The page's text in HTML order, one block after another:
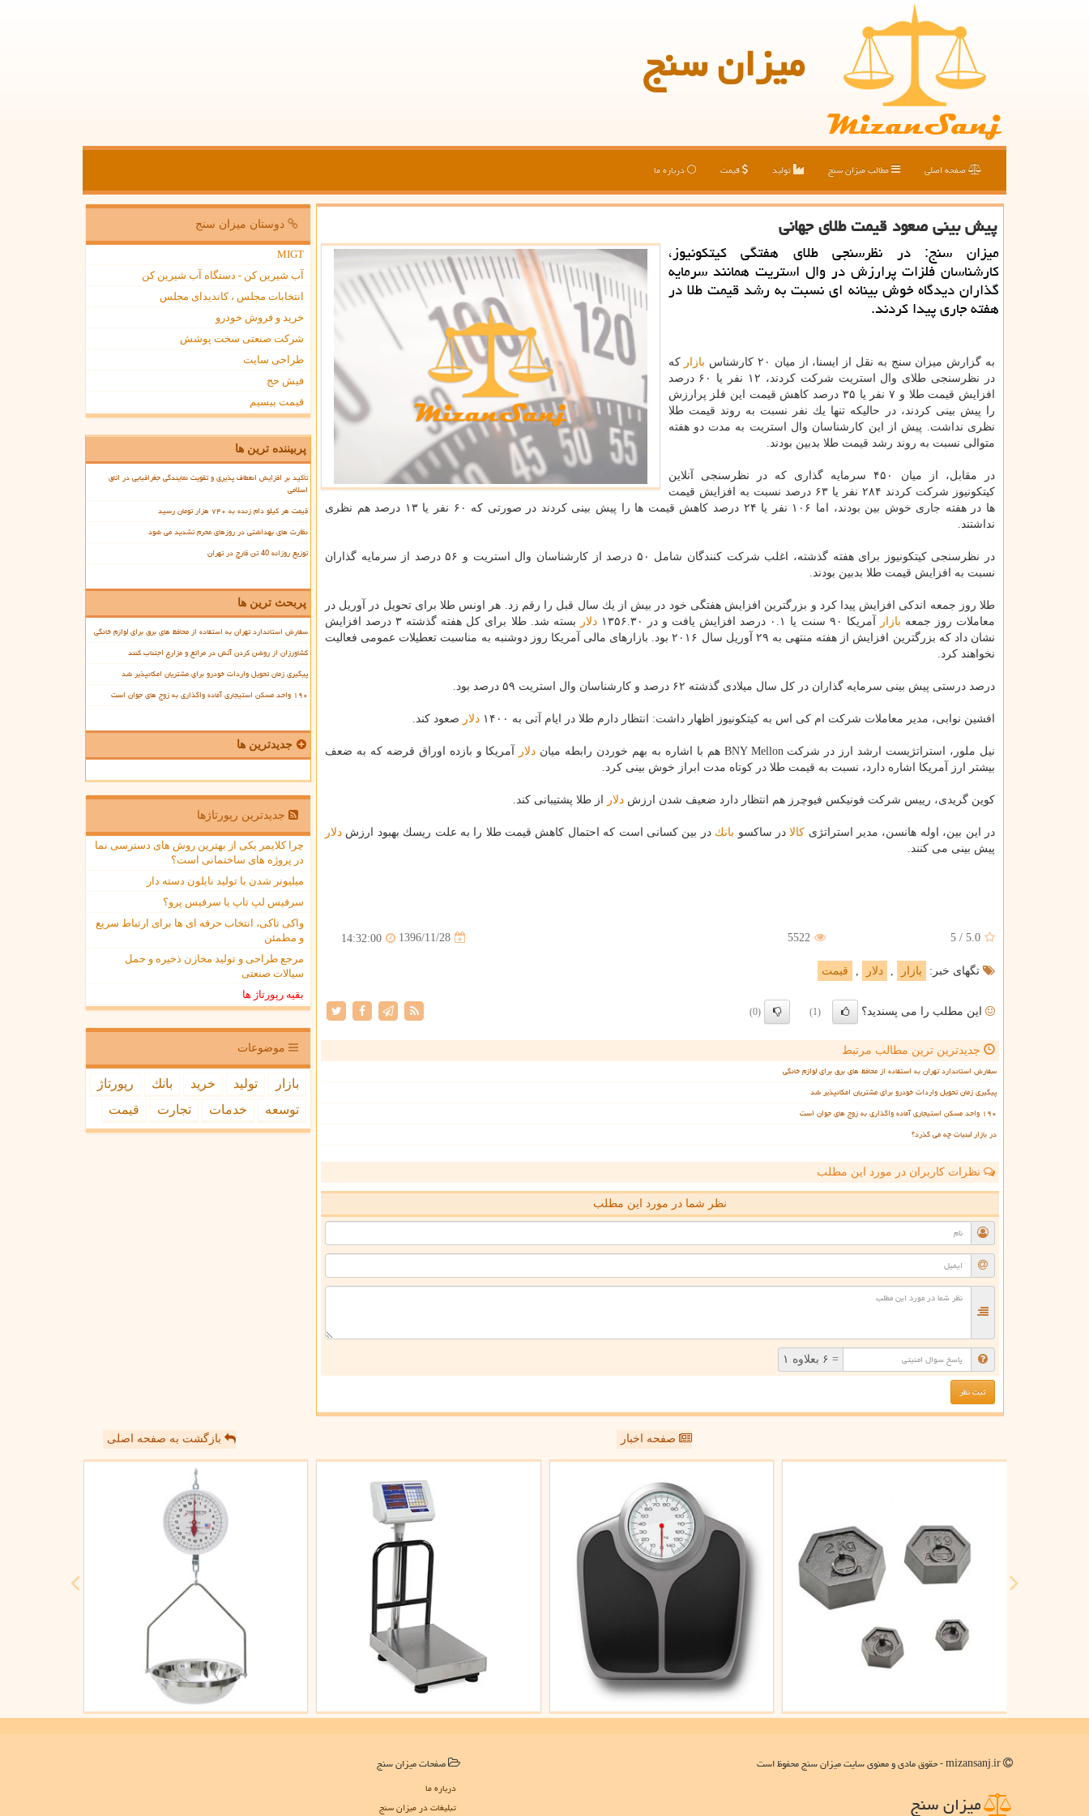
میزان سنج
صفحه اصلی مطالب میزان سنج تولید قیمت درباره ما
پیش بینی صعود قیمت طلای جهانی
میزان سنج: در نظرسنجی طلای هفتگی كیتكونیوز،
كارشناسان فلزات پرارزش در وال استریت همانند سرمایه
گذاران دیدگاه خوش بینانه ای نسبت به رشد قیمت طلا در
هفته جاری پیدا كردند.
به گزارش میزان سنج به نقل از ایسنا، از میان ۲۰ كارشناس بازار كه
در نظرسنجی طلای وال استریت شركت كردند، ۱۲ نفر یا ۶۰ درصد
افزایش قیمت طلا و ۷ نفر یا ۳۵ درصد كاهش قیمت این فلز پرارزش
را پیش بینی كردند، در حالیكه تنها یك نفر نسبت به روند قیمت طلا
نظری نداشت. پیش از این كارشناسان وال استریت به مدت دو هفته
متوالی نسبت به روند رشد قیمت طلا بدبین بودند.
در مقابل، از میان ۴۵۰ سرمایه گذاری كه در نظرسنجی آنلاین
كیتكونیوز شركت كردند ۲۸۴ نفر یا ۶۳ درصد نسبت به افزایش قیمت
ها در هفته جاری خوش بین بودند، اما ۱۰۶ نفر یا ۲۴ درصد كاهش قیمت ها را پیش بینی كردند در صورتی كه ۶۰ نفر یا ۱۳ درصد هم نظری
نداشتند.
در نظرسنجی كیتكونیوز برای هفته گذشته، اغلب شركت كنندگان شامل ۵۰ درصد از كارشناسان وال استریت و ۵۶ درصد از سرمایه گذاران
نسبت به افزایش قیمت طلا بدبین بودند.
طلا روز جمعه اندكی افزایش پیدا كرد و بزرگترین افزایش هفتگی خود در بیش از یك سال قبل را رقم زد. هر اونس طلا برای تحویل در آوریل در
معاملات روز جمعه بازار آمریكا ۹۰ سنت یا ۰.۱ درصد افزایش یافت و در ۱۳۵۶.۳۰ دلار
بسته شد. طلا برای كل هفته گذشته ۳ درصد افزایش
نشان داد كه بزرگترین افزایش از هفته منتهی به ۲۹ آوریل سال ۲۰۱۶ بود. بازارهای مالی آمریكا روز دوشنبه به مناسبت تعطیلات عمومی فعالیت
نخواهند كرد.
درصد درستی پیش بینی سرمایه گذاران در كل سال میلادی گذشته ۶۲ درصد و كارشناسان وال استریت ۵۹ درصد بود.
افشین نوابی، مدیر معاملات شركت ام كی اس به كیتكونیوز اظهار داشت: انتظار دارم طلا در ایام آتی به ۱۴۰۰ دلار صعود كند.
نیل ملور، استراتژیست ارشد ارز در شركت BNY Mellon هم با اشاره به بهم خوردن رابطه میان دلار
آمریكا و بازده اوراق قرضه كه به ضعف
بیشتر ارز آمریكا اشاره دارد، نسبت به قیمت طلا در كوتاه مدت ابراز خوش بینی كرد.
كوین گریدی، رییس شركت فونیكس فیوچرز هم انتظار دارد ضعیف شدن ارزش دلار از طلا پشتیبانی كند.
در این بین، اوله هانسن، مدیر استراتژی كالادر ساكسو بانك در بین كسانی است كه احتمال كاهش قیمت طلا را به علت ریسك بهبود ارزش دلار
پیش بینی می كنند.
5.0
/
5
5522
1396/11/28
14:32:00
تگهای خبر: بازار دلار قیمت
این مطلب را می پسندید؟ (1)
(0)
جدیدترین ترین مطالب مرتبط
سفارش استاندارد تهران به استفاده از محافظ های برق برای لوازم خانگی
پیگیری زمان تحویل واردات خودرو برای مشتریان امکانپذیر شد
۱۹۰ واحد مسکن استیجاری آماده واگذاری به زوج های جوان است
در بازار لبنیات چه می گذرد؟
نظرات کاربران در مورد این مطلب
نظر شما در مورد این مطلب
= ۶ بعلاوه ۱
دوستان میزان سنج
MIGT
آب شیرین کن - دستگاه آب شیرین کن
انتخابات مجلس ، کاندیدای مجلس
خرید و فروش خودرو
شرکت صنعتی سخت پوشش
طراحی سایت
فیش حج
قیمت بیسیم
پربیننده ترین ها
تأکید بر افزایش انعطاف پذیری و تقویت نمایندگی جغرافیایی در اتاق
اسلامی
قیمت هر کیلو دام زنده به ۷۴۰ هزار تومان رسید
نظارت های بهداشتی در روزهای محرم تشدید می شود
توزیع روزانه 40 تن قارچ در تهران
پربحث ترین ها
سفارش استاندارد تهران به استفاده از محافظ های برق برای لوازم خانگی
کشاورزان از روشن کردن آتش در مراتع و مزارع اجتناب کنند
پیگیری زمان تحویل واردات خودرو برای مشتریان امکانپذیر شد
۱۹۰ واحد مسکن استیجاری آماده واگذاری به زوج های جوان است
جدیدترین ها
جدیدترین رپورتاژها
چرا کلایمر یکی از بهترین روش های دسترسی نما
در پروژه های ساختمانی است؟
میلیونر شدن با تولید نایلون دسته دار
سرفیس لپ تاپ یا سرفیس پرو؟
واکی تاکی، انتخاب حرفه ای ها برای ارتباط سریع
و مطمئن
مرجع طراحی و تولید مخازن ذخیره و حمل
سیالات صنعتی
بقیه رپورتاژ ها
موضوعات
بازار تولید خرید بانك
رپورتاژ
توسعه
خدمات تجارت قیمت
صفحه اخبار بازگشت به صفحه اصلی
میزان سنج
صفحات میزان سنج
درباره ما
تبلیغات در میزان سنج